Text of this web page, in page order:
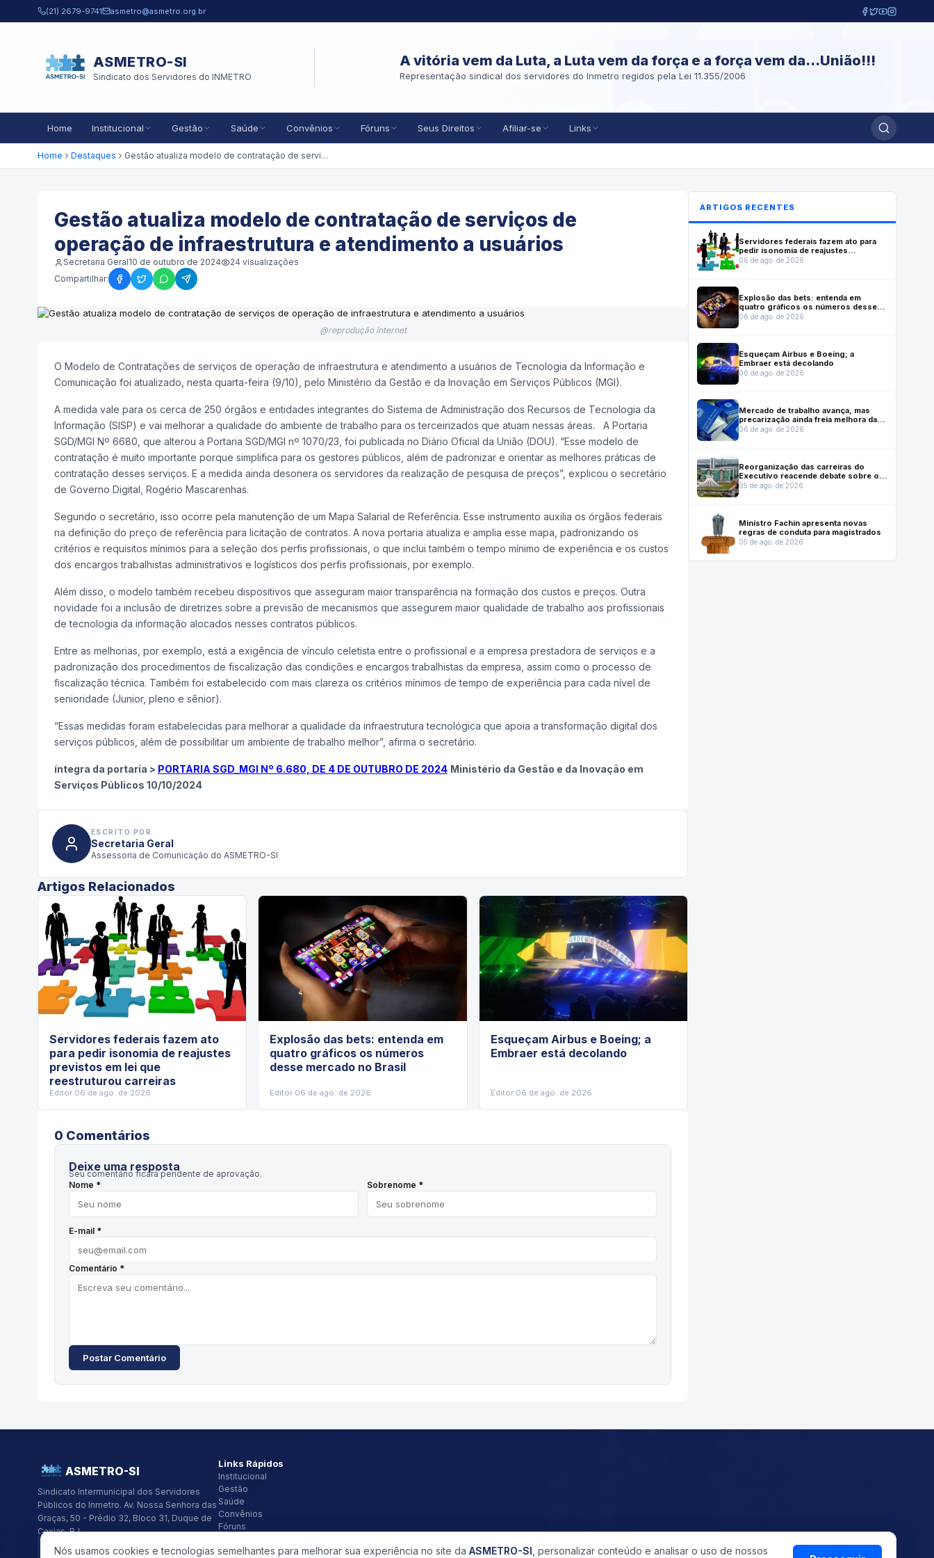
Pular para o conteúdo principal
(21) 2679-9741 asmetro@asmetro.org.br
ASMETRO-SI
Sindicato dos Servidores do INMETRO
A vitória vem da Luta, a Luta vem da força e a força vem da...União!!!
Representação sindical dos servidores do Inmetro regidos pela Lei 11.355/2006
Home Institucional Gestão Saúde Convênios Fóruns Seus Direitos Afiliar-se Links
Home Destaques Gestão atualiza modelo de contratação de serviços de operação de infraestrutura e atendimento a usuários
Gestão atualiza modelo de contratação de serviços de
operação de infraestrutura e atendimento a usuários
Secretaria Geral10 de outubro de 2024 24 visualizações
Compartilhar:
@reprodução internet
O Modelo de Contratações de serviços de operação de infraestrutura e atendimento a usuários de Tecnologia da Informação e
Comunicação foi atualizado, nesta quarta-feira (9/10), pelo Ministério da Gestão e da Inovação em Serviços Públicos (MGI).
A medida vale para os cerca de 250 órgãos e entidades integrantes do Sistema de Administração dos Recursos de Tecnologia da
Informação (SISP) e vai melhorar a qualidade do ambiente de trabalho para os terceirizados que atuam nessas áreas.
A Portaria
SGD/MGI Nº 6680 , que alterou a Portaria SGD/MGI nº 1070/23, foi publicada no Diário Oficial da União (DOU). “Esse modelo de
contratação é muito importante porque simplifica para os gestores públicos, além de padronizar e orientar as melhores práticas de
contratação desses serviços. E a medida ainda desonera os servidores da realização de pesquisa de preços”, explicou o secretário
de Governo Digital, Rogério Mascarenhas.
Segundo o secretário, isso ocorre pela manutenção de um Mapa Salarial de Referência. Esse instrumento auxilia os órgãos federais
na definição do preço de referência para licitação de contratos. A nova portaria atualiza e amplia esse mapa, padronizando os
critérios e requisitos mínimos para a seleção dos perfis profissionais, o que inclui também o tempo mínimo de experiência e os custos
dos encargos trabalhistas administrativos e logísticos dos perfis profissionais, por exemplo.
Além disso, o modelo também recebeu dispositivos que asseguram maior transparência na formação dos custos e preços. Outra
novidade foi a inclusão de diretrizes sobre a previsão de mecanismos que assegurem maior qualidade de trabalho aos profissionais
de tecnologia da informação alocados nesses contratos públicos.
Entre as melhorias, por exemplo, está a exigência de vínculo celetista entre o profissional e a empresa prestadora de serviços e a
padronização dos procedimentos de fiscalização das condições e encargos trabalhistas da empresa, assim como o processo de
fiscalização técnica. Também foi estabelecido com mais clareza os critérios mínimos de tempo de experiência para cada nível de
senioridade (Junior, pleno e sênior).
“Essas medidas foram estabelecidas para melhorar a qualidade da infraestrutura tecnológica que apoia a transformação digital dos
serviços públicos, além de possibilitar um ambiente de trabalho melhor”, afirma o secretário.
íntegra da portaria > PORTARIA SGD_MGI Nº 6.680, DE 4 DE OUTUBRO DE 2024 Ministério da Gestão e da Inovação em
Serviços Públicos 10/10/2024
ESCRITO POR
Secretaria Geral
Assessoria de Comunicação do ASMETRO-SI
Artigos Relacionados
Servidores federais fazem ato
para pedir isonomia de reajustes
previstos em lei que
reestruturou carreiras
Editor·06 de ago. de 2026
Explosão das bets: entenda em
quatro gráficos os números
desse mercado no Brasil
Editor·06 de ago. de 2026
Esqueçam Airbus e Boeing; a
Embraer está decolando
Editor·06 de ago. de 2026
0 Comentários
Deixe uma resposta
Seu comentário ficará pendente de aprovação.
Nome *
Sobrenome *
E-mail *
Comentário *
Postar Comentário
ARTIGOS RECENTES
Servidores federais fazem ato para
pedir isonomia de reajustes
previstos em lei que reestruturou
06 de ago. de 2026
Explosão das bets: entenda em
quatro gráficos os números desse
mercado no Brasil
06 de ago. de 2026
Esqueçam Airbus e Boeing; a
Embraer está decolando
06 de ago. de 2026
Mercado de trabalho avança, mas
precarização ainda freia melhora das
condições de emprego, mostra
06 de ago. de 2026
Reorganização das carreiras do
Executivo reacende debate sobre o
futuro institucional do Inmetro
05 de ago. de 2026
Ministro Fachin apresenta novas
regras de conduta para magistrados
05 de ago. de 2026
ASMETRO-SI
Sindicato Intermunicipal dos Servidores
Públicos do Inmetro. Av. Nossa Senhora das
Graças, 50 - Prédio 32, Bloco 31, Duque de
Caxias, RJ
(21) 2679-9741
Links Rápidos
Institucional
Gestão
Saúde
Convênios
Fóruns
© ASMETRO-SI
Nós usamos cookies e tecnologias semelhantes para melhorar sua experiência no site da ASMETRO-SI , personalizar conteúdo e analisar o uso de nossos